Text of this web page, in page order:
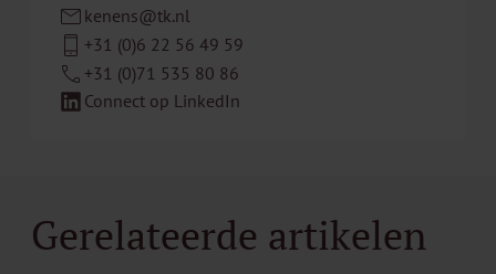
kenens@tk.nl
+31 (0)6 22 56 49 59
+31 (0)71 535 80 86
Connect op LinkedIn
Gerelateerde artikelen